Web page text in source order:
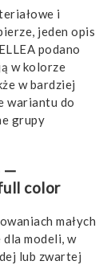
i
jeden opis
podano
w kolorze
w bardziej
wariantu do
grupy
—
color
małych
modeli, w
lub zwartej